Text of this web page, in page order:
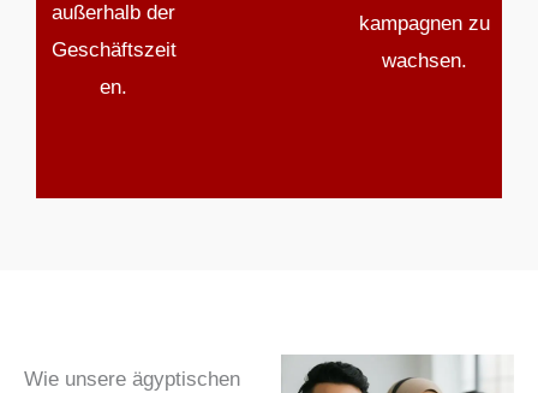
außerhalb der
Geschäftszeit
en.
kampagnen zu
wachsen.
Wie unsere ägyptischen